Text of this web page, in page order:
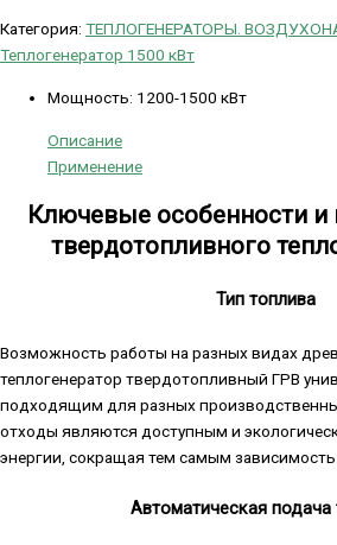
Категория: ТЕПЛОГЕНЕРАТОРЫ.
Теплогенератор 1500 кВт
Мощность: 1200-1500 кВт
Описание
Применение
Ключевые особенности и
твердотопливного
Тип топлива
Возможность работы на разных видах
теплогенератор твердотопливный ГРВ
подходящим для разных
отходы являются доступным и
энергии, сокращая тем самым
Автоматическая подача